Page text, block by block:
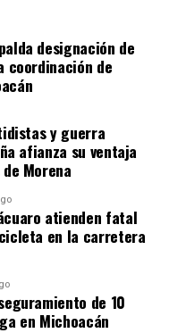
aceptación
infraestructura
deja dos
designación de
coordinación de
y guerra
afianza su ventaja
Morena
atienden fatal
en la carretera
de 10
en Michoacán